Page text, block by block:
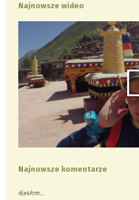
Najnowsze wideo
Najnowsze komentarze
i6x4hm…